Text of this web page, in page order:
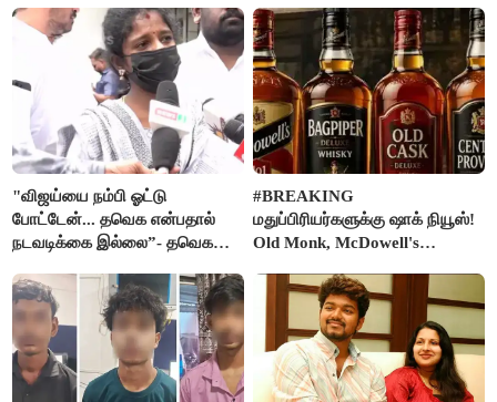
"விஜய்யை நம்பி ஓட்டு
போட்டேன்... தவெக என்பதால்
நடவடிக்கை இல்லை”- தவெக
கதறல்
#BREAKING
மதுப்பிரியர்களுக்கு ஷாக் நியூஸ்!
Old Monk, McDowell's
FSSAI தடை